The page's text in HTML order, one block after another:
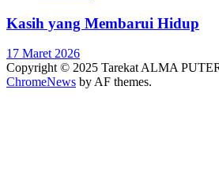
Kasih yang Membarui Hidup
17 Maret 2026
Copyright © 2025 Tarekat ALMA
ChromeNews by AF themes.